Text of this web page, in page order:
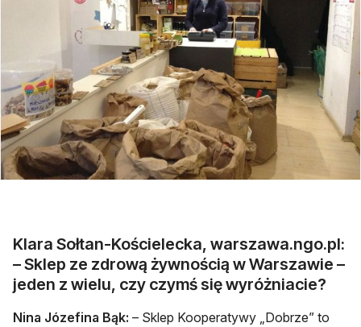
Klara Sołtan-Kościelecka, warszawa.ngo.pl:
– Sklep ze zdrową żywnością w Warszawie –
jeden z wielu, czy czymś się wyróżniacie?
Nina Józefina Bąk: – Sklep Kooperatywy „Dobrze” to